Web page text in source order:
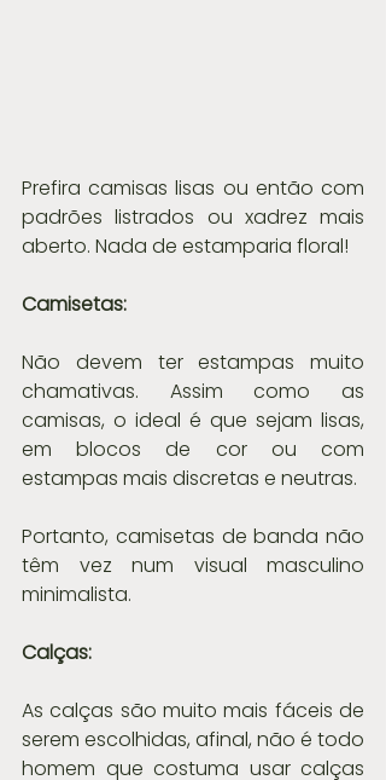
Prefira camisas lisas ou então com
padrões listrados ou xadrez mais
aberto. Nada de estamparia floral!
Camisetas:
Não devem ter estampas muito
chamativas. Assim como as
camisas, o ideal é que sejam lisas,
em blocos de cor ou com
estampas mais discretas e neutras.
Portanto, camisetas de banda não
têm vez num visual masculino
minimalista.
Calças:
As calças são muito mais fáceis de
serem escolhidas, afinal, não é todo
homem que costuma usar calças